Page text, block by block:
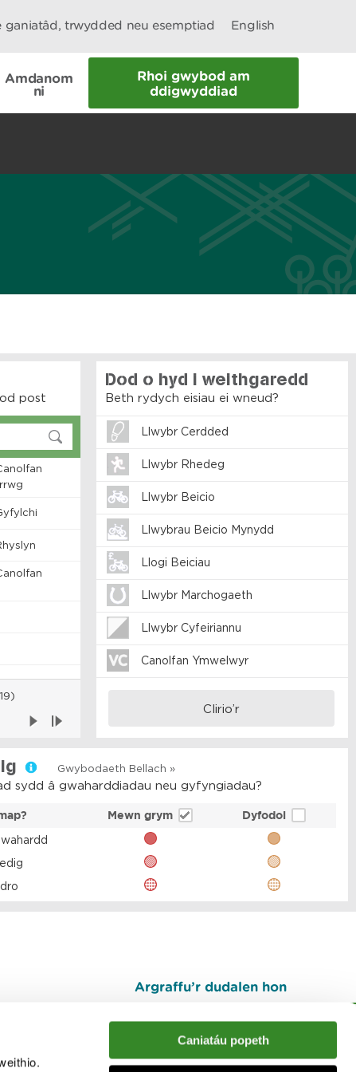
Caniatáu popeth
ganiatâd, trwydded neu esemptiad English
Amdanom
ni
Rhoi gwybod am
ddigwyddiad
Argraffu’r dudalen hon
I fyny